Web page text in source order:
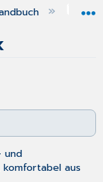
und
aus